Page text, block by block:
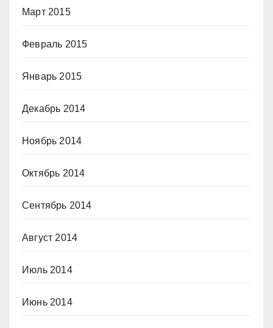
Март 2015
Февраль 2015
Январь 2015
Декабрь 2014
Ноябрь 2014
Октябрь 2014
Сентябрь 2014
Август 2014
Июль 2014
Июнь 2014